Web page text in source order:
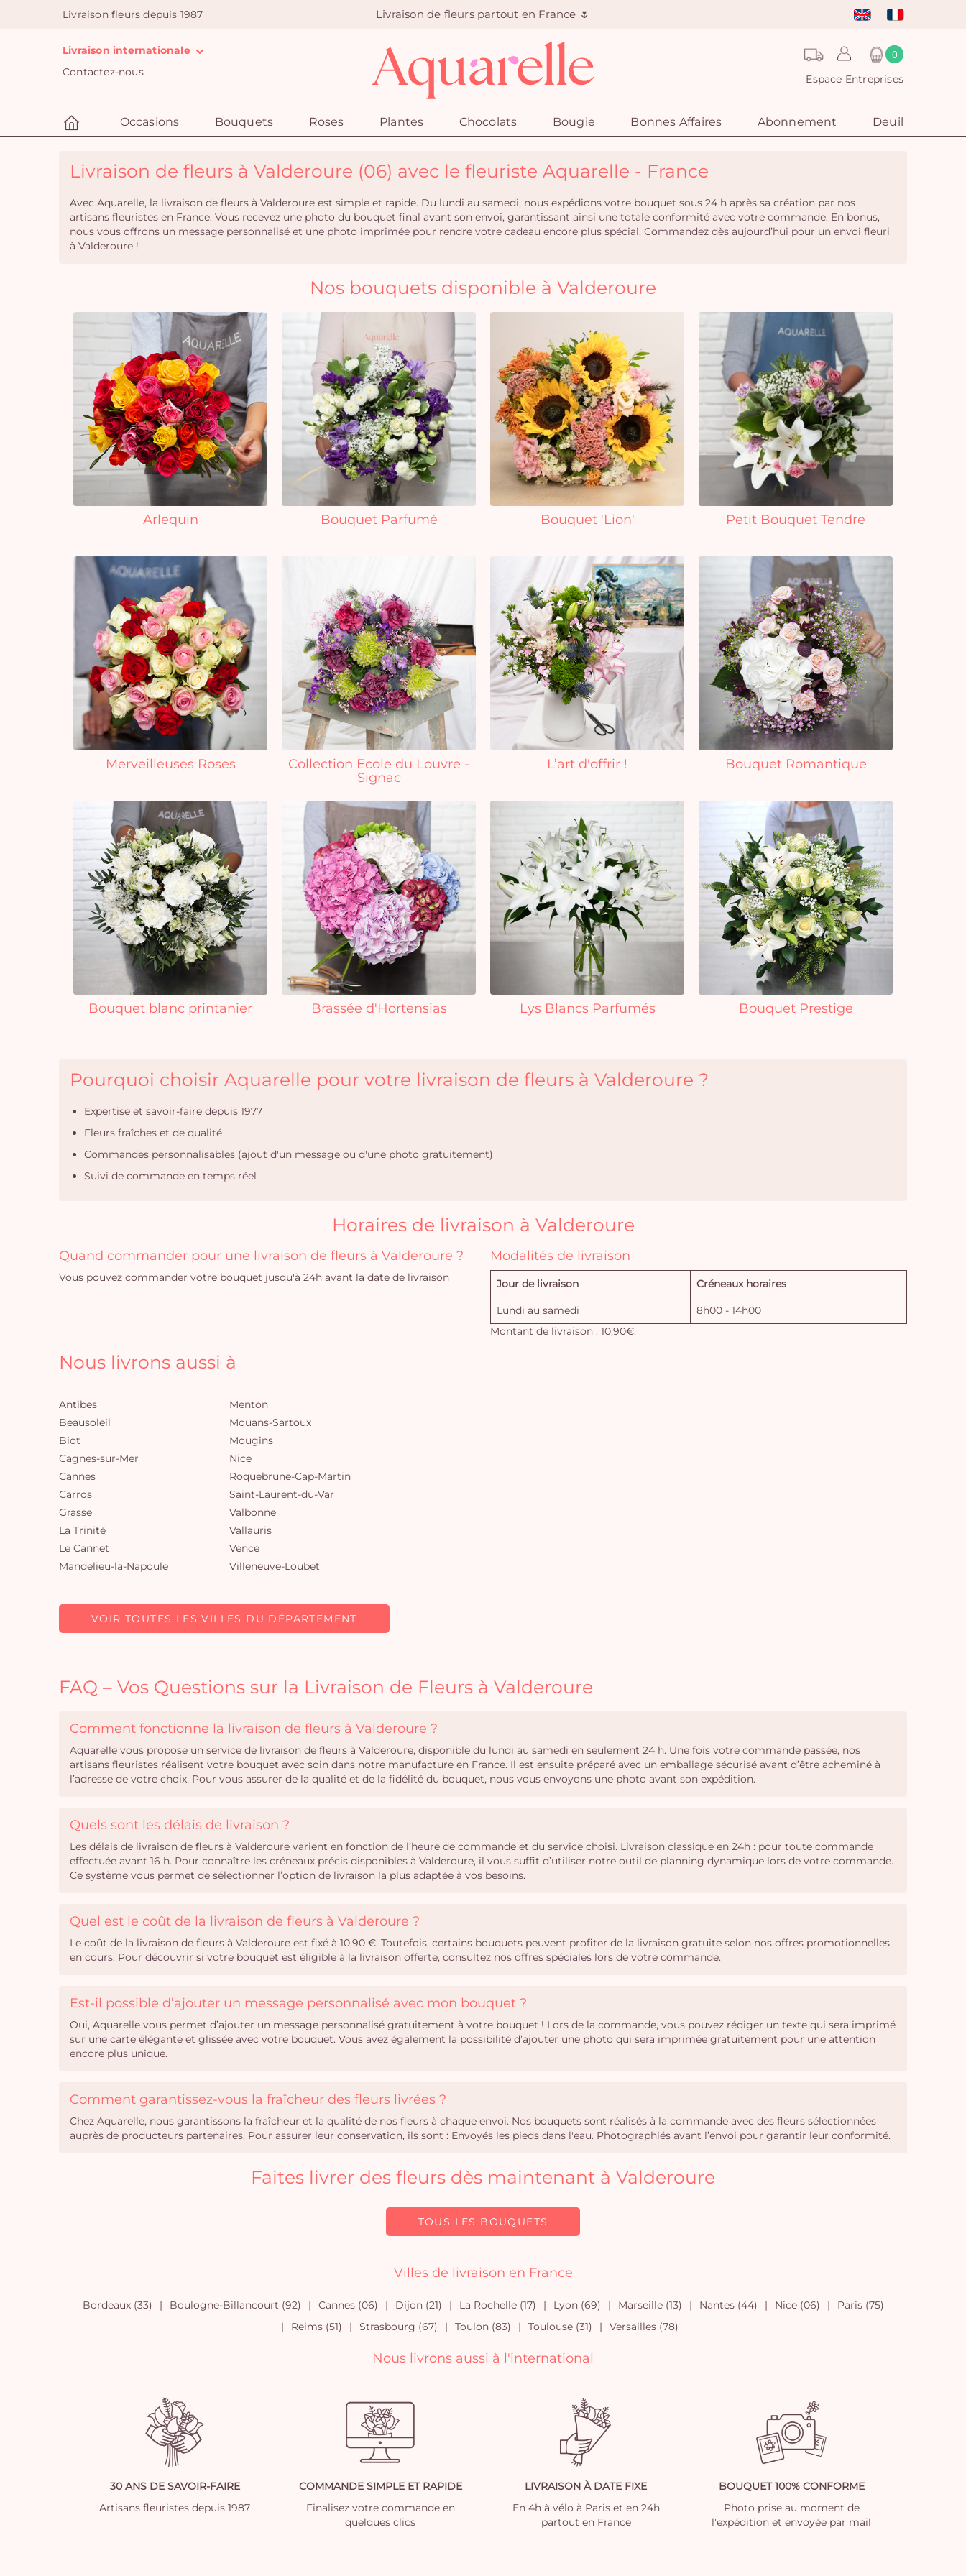
Livraison fleurs depuis 1987 Livraison de fleurs partout en France 🌷
Livraison internationale
Contactez-nous
0
Espace Entreprises
Occasions Bouquets Roses Plantes Chocolats Bougie Bonnes Affaires Abonnement Deuil
Livraison de fleurs à Valderoure (06) avec le fleuriste Aquarelle - France
Avec Aquarelle, la livraison de fleurs à Valderoure est simple et rapide. Du lundi au samedi, nous expédions votre bouquet sous 24 h après sa création par nos
artisans fleuristes en France. Vous recevez une photo du bouquet final avant son envoi, garantissant ainsi une totale conformité avec votre commande. En bonus,
nous vous offrons un message personnalisé et une photo imprimée pour rendre votre cadeau encore plus spécial. Commandez dès aujourd’hui pour un envoi fleuri
à Valderoure !
Nos bouquets disponible à Valderoure
Arlequin Bouquet Parfumé Bouquet 'Lion' Petit Bouquet Tendre
Merveilleuses Roses
Collection Ecole du Louvre -
Signac
L’art d'offrir ! Bouquet Romantique
Bouquet blanc printanier Brassée d'Hortensias Lys Blancs Parfumés Bouquet Prestige
Pourquoi choisir Aquarelle pour votre livraison de fleurs à Valderoure ?
Expertise et savoir-faire depuis 1977
Fleurs fraîches et de qualité
Commandes personnalisables (ajout d'un message ou d'une photo gratuitement)
Suivi de commande en temps réel
Horaires de livraison à Valderoure
Quand commander pour une livraison de fleurs à Valderoure ?
Vous pouvez commander votre bouquet jusqu'à 24h avant la date de livraison
Modalités de livraison
Jour de livraison Créneaux horaires
Lundi au samedi
8h00 - 14h00
Montant de livraison : 10,90€.
Nous livrons aussi à
Antibes
Beausoleil
Biot
Cagnes-sur-Mer
Cannes
Carros
Grasse
La Trinité
Le Cannet
Mandelieu-la-Napoule
Menton
Mouans-Sartoux
Mougins
Nice
Roquebrune-Cap-Martin
Saint-Laurent-du-Var
Valbonne
Vallauris
Vence
Villeneuve-Loubet
VOIR TOUTES LES VILLES DU DÉPARTEMENT
FAQ – Vos Questions sur la Livraison de Fleurs à Valderoure
Comment fonctionne la livraison de fleurs à Valderoure ?
Aquarelle vous propose un service de livraison de fleurs à Valderoure, disponible du lundi au samedi en seulement 24 h. Une fois votre commande passée, nos
artisans fleuristes réalisent votre bouquet avec soin dans notre manufacture en France. Il est ensuite préparé avec un emballage sécurisé avant d’être acheminé à
l’adresse de votre choix. Pour vous assurer de la qualité et de la fidélité du bouquet, nous vous envoyons une photo avant son expédition.
Quels sont les délais de livraison ?
Les délais de livraison de fleurs à Valderoure varient en fonction de l’heure de commande et du service choisi. Livraison classique en 24h : pour toute commande
effectuée avant 16 h. Pour connaître les créneaux précis disponibles à Valderoure, il vous suffit d’utiliser notre outil de planning dynamique lors de votre commande.
Ce système vous permet de sélectionner l’option de livraison la plus adaptée à vos besoins.
Quel est le coût de la livraison de fleurs à Valderoure ?
Le coût de la livraison de fleurs à Valderoure est fixé à 10,90 €. Toutefois, certains bouquets peuvent profiter de la livraison gratuite selon nos offres promotionnelles
en cours. Pour découvrir si votre bouquet est éligible à la livraison offerte, consultez nos offres spéciales lors de votre commande.
Est-il possible d’ajouter un message personnalisé avec mon bouquet ?
Oui, Aquarelle vous permet d’ajouter un message personnalisé gratuitement à votre bouquet ! Lors de la commande, vous pouvez rédiger un texte qui sera imprimé
sur une carte élégante et glissée avec votre bouquet. Vous avez également la possibilité d’ajouter une photo qui sera imprimée gratuitement pour une attention
encore plus unique.
Comment garantissez-vous la fraîcheur des fleurs livrées ?
Chez Aquarelle, nous garantissons la fraîcheur et la qualité de nos fleurs à chaque envoi. Nos bouquets sont réalisés à la commande avec des fleurs sélectionnées
auprès de producteurs partenaires. Pour assurer leur conservation, ils sont : Envoyés les pieds dans l'eau. Photographiés avant l’envoi pour garantir leur conformité.
Faites livrer des fleurs dès maintenant à Valderoure
TOUS LES BOUQUETS
Villes de livraison en France
Bordeaux (33) Boulogne-Billancourt (92) Cannes (06) Dijon (21) La Rochelle (17) Lyon (69) Marseille (13) Nantes (44) Nice (06)
Paris (75)
Reims (51)
Strasbourg (67) Toulon (83) Toulouse (31) Versailles (78)
Nous livrons aussi à l'international
30 ANS DE SAVOIR-FAIRE
Artisans fleuristes depuis 1987
COMMANDE SIMPLE ET RAPIDE
Finalisez votre commande en
quelques clics
LIVRAISON À DATE FIXE
En 4h à vélo à Paris et en 24h
partout en France
BOUQUET 100% CONFORME
Photo prise au moment de
l'expédition et envoyée par mail